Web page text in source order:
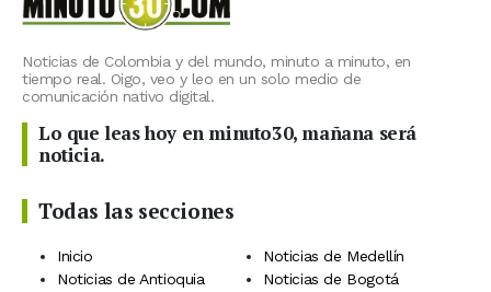
Noticias de Colombia y del mundo, minuto a minuto, en
tiempo real. Oigo, veo y leo en un solo medio de
comunicación nativo digital.
Lo que leas hoy en minuto30, mañana será
noticia.
Todas las secciones
Inicio
Noticias de Medellín
Noticias de Antioquia
Noticias de Bogotá